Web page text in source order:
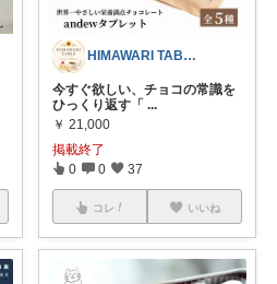
HIMAWARI TABLE🌼
今すぐ欲しい、チョコの常識を
ひっくり返す「 ...
￥ 21,000
掲載終了
0 0 37
コレ いいね